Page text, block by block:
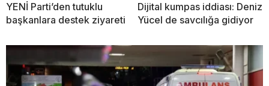
YENİ Parti’den tutuklu
başkanlara destek ziyareti
Dijital kumpas iddiası: Deniz
Yücel de savcılığa gidiyor